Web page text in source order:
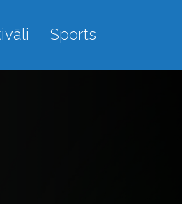
Sports